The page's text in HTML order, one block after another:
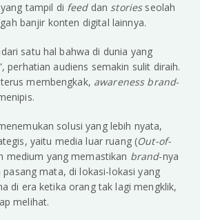
tampil di feed dan stories seolah
banjir konten digital lainnya.
satu hal bahwa di dunia yang
perhatian audiens semakin sulit diraih.
membengkak, awareness brand-
solusi yang lebih nyata,
yaitu media luar ruang (Out-of-
medium yang memastikan brand-nya
pasang mata, di lokasi-lokasi yang
di era ketika orang tak lagi mengklik,
melihat.